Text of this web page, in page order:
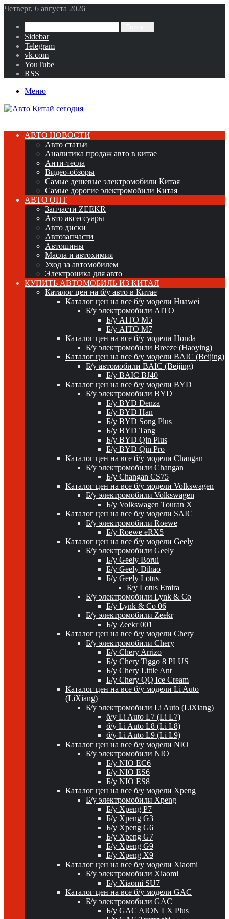
Четверг, 6 августа 2026
Sidebar
Telegram
vk.com
YouTube
RSS
Меню
АВТО НОВОСТИ
Авто статьи
Аналитика продаж авто в китае
Анти-тесла
Видео-обзоры
Самые дешевые электромобили Китая
Самые дорогие электромобили Китая
АВТО ОПТ
Запчасти ZEEKR
Авто аксессуары
Авто диски
Автозапчасти
Автошины
Масла и автохимия
Уход за автомобилем
Электроника для авто
КУПИТЬ АВТОМОБИЛЬ ИЗ КИТАЯ
Каталог цен на б/у авто в Китае
Каталог цен на все б/у модели Huawei
Б/у электромобили AITO
Б/у AITO M5
Б/у AITO M7
Каталог цен на все б/у модели Honda
Б/у электромобили Breeze (Haoying)
Каталог цен на все б/у модели BAIC (Beijing)
Б/у автомобили BAIC (Beijing)
Б/у BAIC BJ40
Каталог цен на все б/у модели BYD
Б/у электромобили BYD
Б/у BYD Denza
Б/у BYD Han
Б/у BYD Song Plus
Б/у BYD Tang
Б/у BYD Qin Plus
Б/у BYD Qin Pro
Каталог цен на все б/у модели Changan
Б/у электромобили Changan
Б/у Changan CS75
Каталог цен на все б/у модели Volkswagen
Б/у электромобили Volkswagen
Б/у Volkswagen Touran X
Каталог цен на все б/у модели SAIC
Б/у электромобили Roewe
Б/у Roewe eRX5
Каталог цен на все б/у модели Geely
Б/у электромобили Geely
Б/у Geely Borui
Б/у Geely Dihao
Б/у Geely Lotus
Б/у Lotus Emira
Б/у электромобили Lynk & Co
Б/у Lynk & Co 06
Б/у электромобили Zeekr
Б/у Zeekr 001
Каталог цен на все б/у модели Chery
Б/у электромобили Chery
Б/у Chery Arrizo
Б/у Chery Tiggo 8 PLUS
Б/у Chery Little Ant
Б/у Chery QQ Ice Cream
Каталог цен на все б/у модели Li Auto
(LiXiang)
Б/у электромобили Li Auto (LiXiang)
б/у Li Auto L7 (Li L7)
б/у Li Auto L8 (Li L8)
б/у Li Auto L9 (Li L9)
Каталог цен на все б/у модели NIO
Б/у электромобили NIO
Б/у NIO EC6
Б/у NIO ES6
Б/у NIO ES8
Каталог цен на все б/у модели Xpeng
Б/у электромобили Xpeng
Б/у Xpeng P7
Б/у Xpeng G3
Б/у Xpeng G6
Б/у Xpeng G7
Б/у Xpeng G9
Б/у Xpeng X9
Каталог цен на все б/у модели Xiaomi
Б/у электромобили Xiaomi
Б/у Xiaomi SU7
Каталог цен на все б/у модели GAC
Б/у электромобили GAC
Б/у GAC AION LX Plus